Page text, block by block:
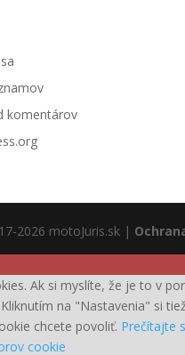
komentárov
2026 motoJuris.sk |
Ak si myslíte, že je to v
na "Nastavenia" si
chcete povoliť. Prečítajte
cookie